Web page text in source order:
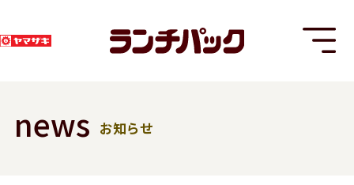
news お知らせ